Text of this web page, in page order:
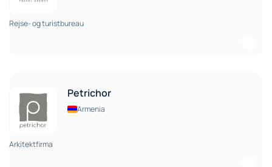
Rejse- og turistbureau
Petrichor
Armenia
Arkitektfirma